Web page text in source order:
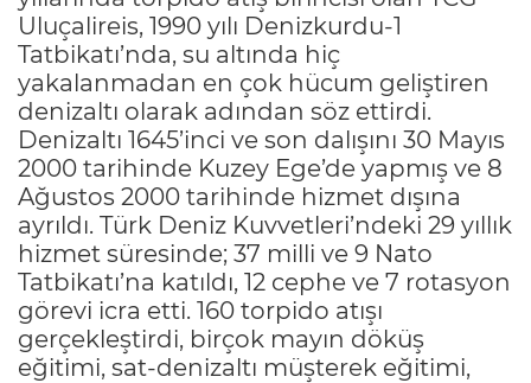
Uluçalireis, 1990 yılı Denizkurdu-1
Tatbikatı’nda, su altında hiç
yakalanmadan en çok hücum geliştiren
denizaltı olarak adından söz ettirdi.
Denizaltı 1645’inci ve son dalışını 30 Mayıs
2000 tarihinde Kuzey Ege’de yapmış ve 8
Ağustos 2000 tarihinde hizmet dışına
ayrıldı. Türk Deniz Kuvvetleri’ndeki 29 yıllık
hizmet süresinde; 37 milli ve 9 Nato
Tatbikatı’na katıldı, 12 cephe ve 7 rotasyon
görevi icra etti. 160 torpido atışı
gerçekleştirdi, birçok mayın döküş
eğitimi, sat-denizaltı müşterek eğitimi,